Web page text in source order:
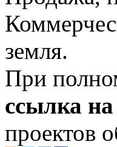
земля.
При
ссылка
проектов